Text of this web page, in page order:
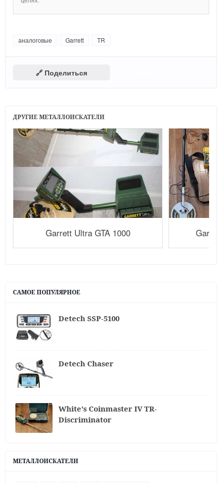
аналоговые Garrett TR
🔗 Поделиться
ДРУГИЕ МЕТАЛЛОИСКАТЕЛИ
Garrett Ultra GTA 1000
САМОЕ ПОПУЛЯРНОЕ
Detech SSP-5100
Detech Chaser
White's Coinmaster IV TR-
Discriminator
МЕТАЛЛОИСКАТЕЛИ